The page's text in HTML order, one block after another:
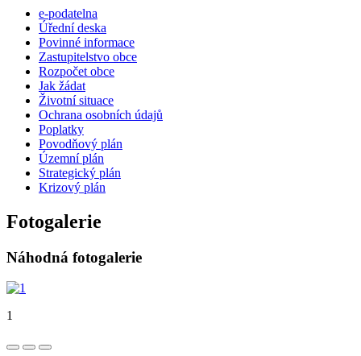
e-podatelna
Úřední deska
Povinné informace
Zastupitelstvo obce
Rozpočet obce
Jak žádat
Životní situace
Ochrana osobních údajů
Poplatky
Povodňový plán
Územní plán
Strategický plán
Krizový plán
Fotogalerie
Náhodná fotogalerie
1